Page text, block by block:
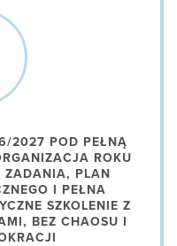
2027 POD PEŁNĄ
ROKU
PLAN
I PEŁNA
SZKOLENIE Z
BEZ CHAOSU I